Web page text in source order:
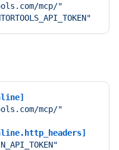
mcp/"
mcp/"